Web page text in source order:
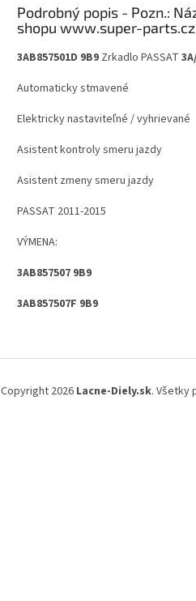
Podrobný popis
3AB857501D 9B9 Zrkadlo PASSAT
Automaticky stmavené
Elektricky nastaviteľné / vyhrievané
Asistent kontroly smeru jazdy
Asistent zmeny smeru jazdy
PASSAT 2011-2015
VÝMENA:
3AB857507 9B9
3AB857507F 9B9
Copyright 2026 Lacne-Diely.sk. Všetky